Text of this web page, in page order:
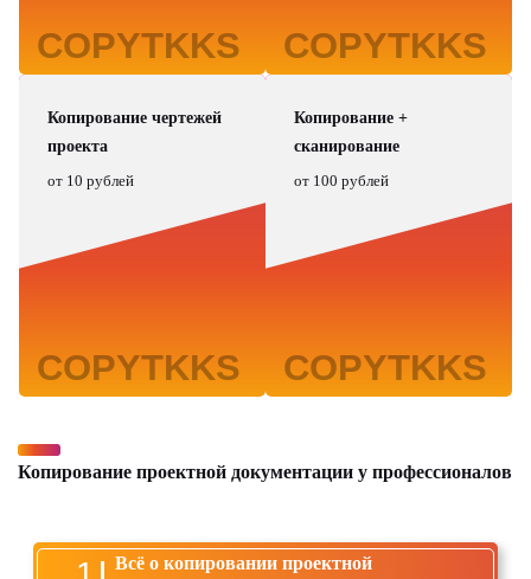
Копирование чертежей
проекта
от 10 рублей
Копирование +
сканирование
от 100 рублей
Копирование проектной документации у профессионалов
Всё о копировании проектной